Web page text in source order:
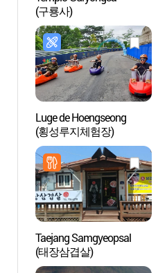
(구룡사)
Luge de Hoengseong
(횡성루지체험장)
Taejang Samgyeopsal
(태장삼겹살)